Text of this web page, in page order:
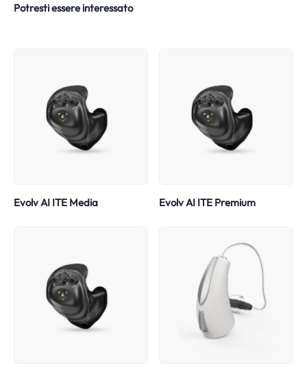
Potresti essere interessato
Evolv AI ITE Media Evolv AI ITE Premium